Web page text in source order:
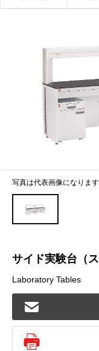
写真は代表画像になります
サイド実験台（
Laboratory Tables